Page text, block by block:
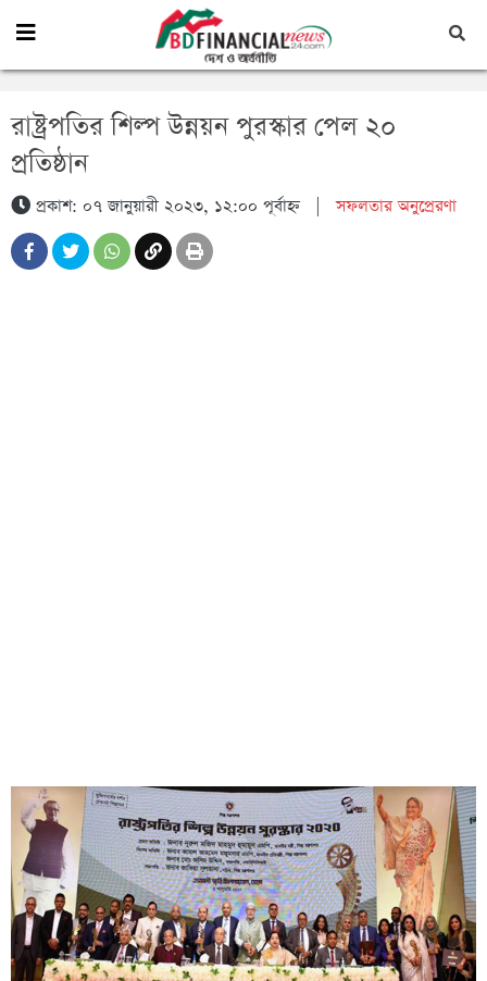
রাষ্ট্রপতির শিল্প উন্নয়ন পুরস্কার পেল ২০
প্রতিষ্ঠান
প্রকাশ: ০৭ জানুয়ারী ২০২৩, ১২:০০ পূর্বাহ্ন|সফলতার অনুপ্রেরণা